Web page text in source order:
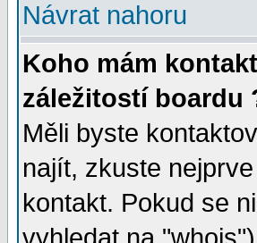
Návrat nahoru
Koho mám
záležitostí boardu
Měli byste
najít, zkuste
kontakt. Pokud se